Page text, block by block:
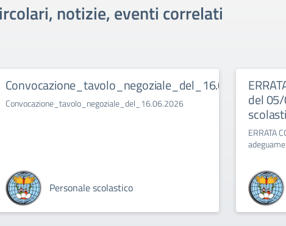
notizie, eventi correlati
Convocazione_tavolo_negoziale_del_16.06.2026
Convocazione_tavolo_negoziale_del_16.06.2026
Personale scolastico
del
ERRATA